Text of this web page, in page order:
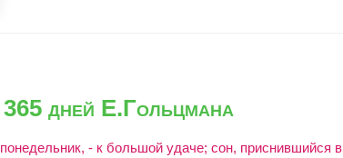
дней Е.Гольцмана
- к большой удаче; сон, приснившийся в